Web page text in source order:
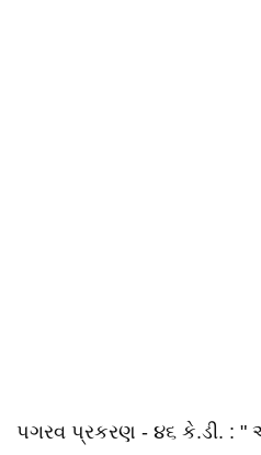
પગરવ પ્રકરણ - ૪૬ કે.ડી. : "